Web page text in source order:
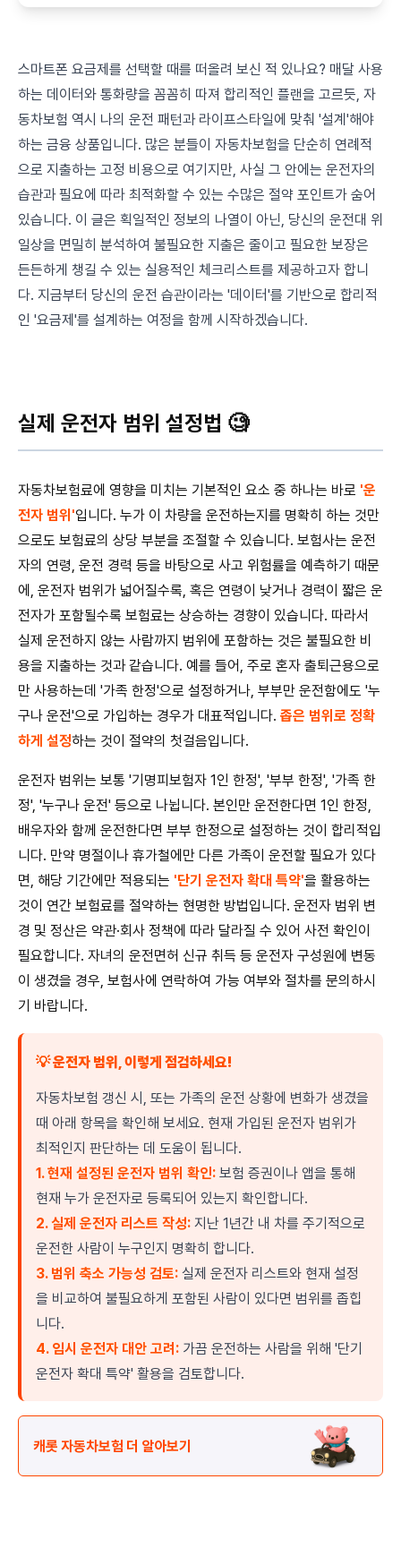
스마트폰 요금제를 선택할 때를 떠올려 보신 적 있나요? 매달 사용
하는 데이터와 통화량을 꼼꼼히 따져 합리적인 플랜을 고르듯, 자
동차보험 역시 나의 운전 패턴과 라이프스타일에 맞춰 '설계'해야
하는 금융 상품입니다. 많은 분들이 자동차보험을 단순히 연례적
으로 지출하는 고정 비용으로 여기지만, 사실 그 안에는 운전자의
습관과 필요에 따라 최적화할 수 있는 수많은 절약 포인트가 숨어
있습니다. 이 글은 획일적인 정보의 나열이 아닌, 당신의 운전대 위
일상을 면밀히 분석하여 불필요한 지출은 줄이고 필요한 보장은
든든하게 챙길 수 있는 실용적인 체크리스트를 제공하고자 합니
다. 지금부터 당신의 운전 습관이라는 '데이터'를 기반으로 합리적
인 '요금제'를 설계하는 여정을 함께 시작하겠습니다.
실제 운전자 범위 설정법 🧐
자동차보험료에 영향을 미치는 기본적인 요소 중 하나는 바로 '운
전자 범위'입니다. 누가 이 차량을 운전하는지를 명확히 하는 것만
으로도 보험료의 상당 부분을 조절할 수 있습니다. 보험사는 운전
자의 연령, 운전 경력 등을 바탕으로 사고 위험률을 예측하기 때문
에, 운전자 범위가 넓어질수록, 혹은 연령이 낮거나 경력이 짧은 운
전자가 포함될수록 보험료는 상승하는 경향이 있습니다. 따라서
실제 운전하지 않는 사람까지 범위에 포함하는 것은 불필요한 비
용을 지출하는 것과 같습니다. 예를 들어, 주로 혼자 출퇴근용으로
만 사용하는데 '가족 한정'으로 설정하거나, 부부만 운전함에도 '누
구나 운전'으로 가입하는 경우가 대표적입니다. 좁은 범위로 정확
하게 설정하는 것이 절약의 첫걸음입니다.
운전자 범위는 보통 '기명피보험자 1인 한정', '부부 한정', '가족 한
정', '누구나 운전' 등으로 나뉩니다. 본인만 운전한다면 1인 한정,
배우자와 함께 운전한다면 부부 한정으로 설정하는 것이 합리적입
니다. 만약 명절이나 휴가철에만 다른 가족이 운전할 필요가 있다
면, 해당 기간에만 적용되는 '단기 운전자 확대 특약'을 활용하는
것이 연간 보험료를 절약하는 현명한 방법입니다. 운전자 범위 변
경 및 정산은 약관·회사 정책에 따라 달라질 수 있어 사전 확인이
필요합니다. 자녀의 운전면허 신규 취득 등 운전자 구성원에 변동
이 생겼을 경우, 보험사에 연락하여 가능 여부와 절차를 문의하시
기 바랍니다.
💡 운전자 범위, 이렇게 점검하세요!
자동차보험 갱신 시, 또는 가족의 운전 상황에 변화가 생겼을
때 아래 항목을 확인해 보세요. 현재 가입된 운전자 범위가
최적인지 판단하는 데 도움이 됩니다.
1. 현재 설정된 운전자 범위 확인: 보험 증권이나 앱을 통해
현재 누가 운전자로 등록되어 있는지 확인합니다.
2. 실제 운전자 리스트 작성: 지난 1년간 내 차를 주기적으로
운전한 사람이 누구인지 명확히 합니다.
3. 범위 축소 가능성 검토: 실제 운전자 리스트와 현재 설정
을 비교하여 불필요하게 포함된 사람이 있다면 범위를 좁힙
니다.
4. 임시 운전자 대안 고려: 가끔 운전하는 사람을 위해 '단기
운전자 확대 특약' 활용을 검토합니다.
캐롯 자동차보험 더 알아보기